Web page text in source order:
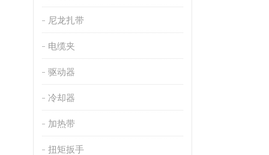
尼龙扎带
电缆夹
驱动器
冷却器
加热带
扭矩扳手